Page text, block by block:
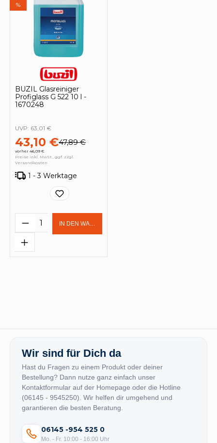
%
BUZIL Glasreiniger
Profiglass G 522 10 l -
1670248
43,10 €47,89 €
vorher 46,09 €
UVP: 63,01 €
Preise inkl. MwSt., ggf. zzgl.
Versandkosten
1 - 3 Werktage
Produkt Anzahl: Gib den
IN DEN WARENKORB
Wir sind für Dich da
Hast du Fragen zu einem Produkt oder deiner
Bestellung? Dann nutze ganz einfach unser
Kontaktformular auf der Homepage oder die Hotline
(06145 - 9545250). Wir helfen dir umgehend und
garantieren die besten Beratung.
06145 -954 525 0
Mo. - Fr. 10:00 - 16:00 Uhr